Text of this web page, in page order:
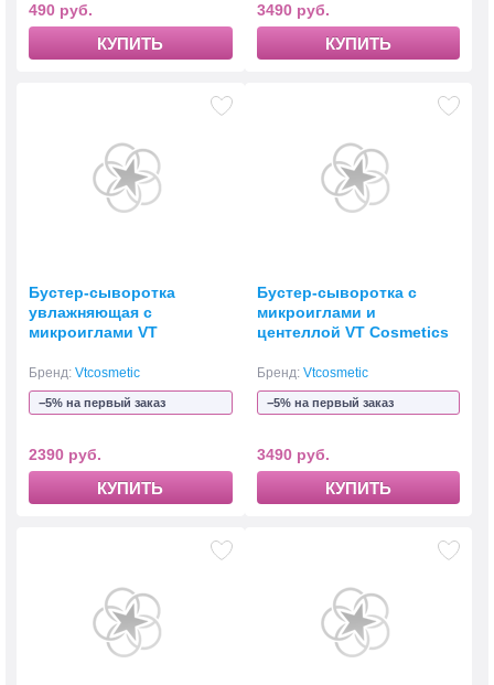
490 руб.
КУПИТЬ
3490 руб.
КУПИТЬ
Бустер-сыворотка
увлажняющая с
микроиглами VT
Shot 100
Бренд: Vtcosmetic
−5% на первый заказ
2390 руб.
КУПИТЬ
Бустер-сыворотка с
микроиглами и
центеллой VT Cosmetics
Бренд: Vtcosmetic
−5% на первый заказ
3490 руб.
КУПИТЬ